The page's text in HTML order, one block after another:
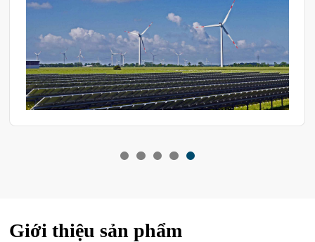
môi trường khắc nghiệt. Do đó, việc kiểm tra môi trường các hệ
thống lưu trữ năng lượng quang điện trở nên quan trọng. Phòng
thử nghiệm môi trường cung cấp một nền tảng lý tưởng để mô
phỏng các điều kiện môi trường khác nhau để đảm bảo hiệu suất
và độ bền của hệ thống lưu trữ năng lượng quang điện.
Giới thiệu sản phẩm